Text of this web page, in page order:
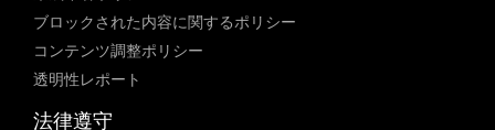
ブロックされた内容に関するポリシー
コンテンツ調整ポリシー
透明性レポート
法律遵守